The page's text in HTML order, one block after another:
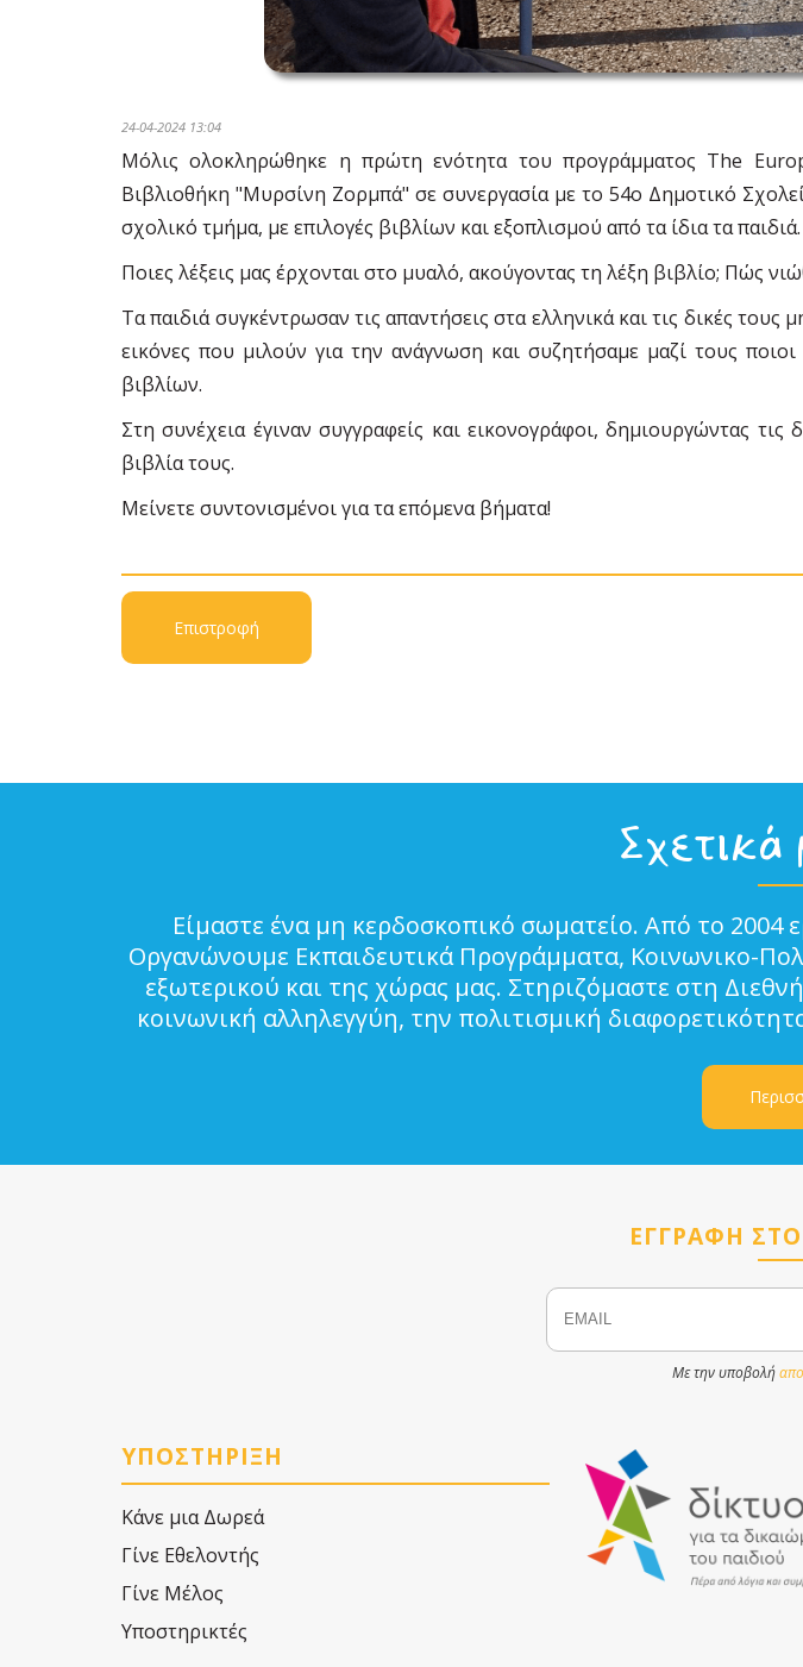
24-04-2024 13:04
Μόλις ολοκληρώθηκε η πρώτη ενότητα του προγράμματος The
Βιβλιοθήκη "Μυρσίνη Ζορμπά" σε συνεργασία με το 54ο Δημοτικό
σχολικό τμήμα, με επιλογές βιβλίων και εξοπλισμού από τα ίδια τα παιδιά.
Ποιες λέξεις μας έρχονται στο μυαλό, ακούγοντας τη λέξη βιβλίο; Πώς
Τα παιδιά συγκέντρωσαν τις απαντήσεις στα ελληνικά και τις δικές
εικόνες που μιλούν για την ανάγνωση και συζητήσαμε μαζί τους
βιβλίων.
Στη συνέχεια έγιναν συγγραφείς και εικονογράφοι, δημιουργώντας
βιβλία τους.
Μείνετε συντονισμένοι για τα επόμενα βήματα!
Επιστροφή
Είμαστε ένα μη κερδοσκοπικό σωματείο. Από το
Οργανώνουμε Εκπαιδευτικά Προγράμματα, Κοινωνικο-
εξωτερικού και της χώρας μας. Στηριζόμαστε στη
κοινωνική αλληλεγγύη, την πολιτισμική
ΕΓΓΡΑΦΗ ΣΤΟ
Email
Με την υποβολή
ΥΠΟΣΤΗΡΙΞΗ
Κάνε μια Δωρεά
Γίνε Εθελοντής
Γίνε Μέλος
Υποστηρικτές